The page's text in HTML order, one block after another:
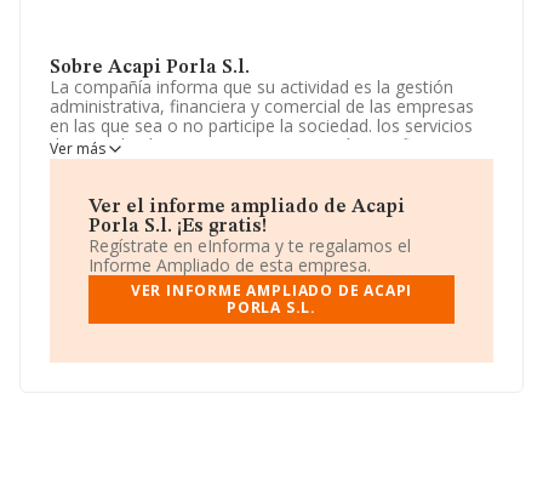
Sobre Acapi Porla S.l.
La compañía informa que su actividad es la gestión
administrativa, financiera y comercial de las empresas
en las que sea o no participe la sociedad. los servicios
de consultoría y asesoramiento económico, financiero y
tecnologico, etc. La empresa aparece inscrita en el
CNAE: 6920 - 'Actividades de contabilidad, teneduría de
libros, auditoría y asesoría fiscal'. La sociedad no tiene
actividad en mercados exteriores.
La empresa españolaAcapi Porla S.L, con NIF
B75605048, se encuentra en Camino De Ca La
Madrona núm. 24 P. 2 Pta. 1, (08304), en el municipio de
Ver más
Ver el informe ampliado de Acapi
Porla S.l. ¡Es gratis!
Regístrate en eInforma y te regalamos el
Informe Ampliado de esta empresa.
VER INFORME AMPLIADO DE ACAPI
PORLA S.L.